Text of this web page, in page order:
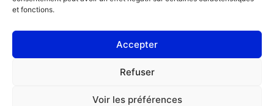
et fonctions.
Accepter
Refuser
Voir les préférences